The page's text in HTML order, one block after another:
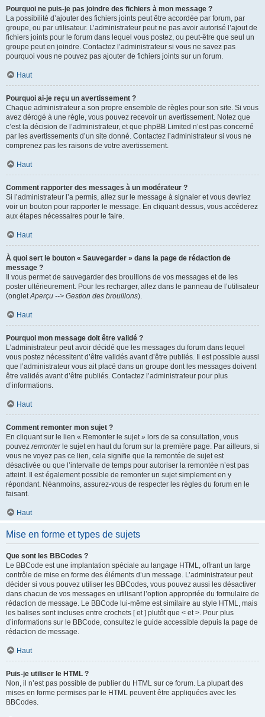
Pourquoi ne puis-je pas joindre des fichiers à mon message ?
La possibilité d’ajouter des fichiers joints peut être accordée par forum, par
groupe, ou par utilisateur. L’administrateur peut ne pas avoir autorisé l’ajout de
fichiers joints pour le forum dans lequel vous postez, ou peut-être que seul un
groupe peut en joindre. Contactez l’administrateur si vous ne savez pas
pourquoi vous ne pouvez pas ajouter de fichiers joints sur un forum.
Haut
Pourquoi ai-je reçu un avertissement ?
Chaque administrateur a son propre ensemble de règles pour son site. Si vous
avez dérogé à une règle, vous pouvez recevoir un avertissement. Notez que
c’est la décision de l’administrateur, et que phpBB Limited n’est pas concerné
par les avertissements d’un site donné. Contactez l’administrateur si vous ne
comprenez pas les raisons de votre avertissement.
Haut
Comment rapporter des messages à un modérateur ?
Si l’administrateur l’a permis, allez sur le message à signaler et vous devriez
voir un bouton pour rapporter le message. En cliquant dessus, vous accéderez
aux étapes nécessaires pour le faire.
Haut
À quoi sert le bouton « Sauvegarder » dans la page de rédaction de
message ?
Il vous permet de sauvegarder des brouillons de vos messages et de les
poster ultérieurement. Pour les recharger, allez dans le panneau de l’utilisateur
(ongletAperçu --> Gestion des brouillons).
Haut
Pourquoi mon message doit être validé ?
L’administrateur peut avoir décidé que les messages du forum dans lequel
vous postez nécessitent d’être validés avant d’être publiés. Il est possible aussi
que l’administrateur vous ait placé dans un groupe dont les messages doivent
être validés avant d’être publiés. Contactez l’administrateur pour plus
d’informations.
Haut
Comment remonter mon sujet ?
En cliquant sur le lien « Remonter le sujet » lors de sa consultation, vous
pouvez remonterle sujet en haut du forum sur la première page. Par ailleurs, si
vous ne voyez pas ce lien, cela signifie que la remontée de sujet est
désactivée ou que l’intervalle de temps pour autoriser la remontée n’est pas
atteint. Il est également possible de remonter un sujet simplement en y
répondant. Néanmoins, assurez-vous de respecter les règles du forum en le
faisant.
Haut
Mise en forme et types de sujets
Que sont les BBCodes ?
Le BBCode est une implantation spéciale au langage HTML, offrant un large
contrôle de mise en forme des éléments d’un message. L’administrateur peut
décider si vous pouvez utiliser les BBCodes, vous pouvez aussi les désactiver
dans chacun de vos messages en utilisant l’option appropriée du formulaire de
rédaction de message. Le BBCode lui-même est similaire au style HTML, mais
les balises sont incluses entre crochets [ et ] plutôt que < et >. Pour plus
d’informations sur le BBCode, consultez le guide accessible depuis la page de
rédaction de message.
Haut
Puis-je utiliser le HTML ?
Non, il n’est pas possible de publier du HTML sur ce forum. La plupart des
mises en forme permises par le HTML peuvent être appliquées avec les
BBCodes.